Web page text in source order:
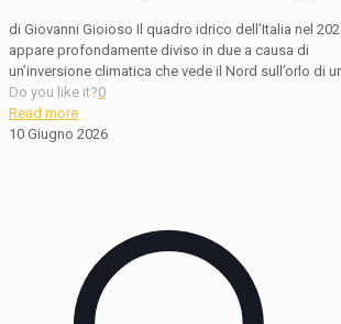
di Giovanni Gioioso Il quadro idrico dell’Italia nel
appare profondamente diviso in due a causa di
un’inversione climatica che vede il Nord sull’orlo di
Do you like it?0
Read more
10 Giugno 2026